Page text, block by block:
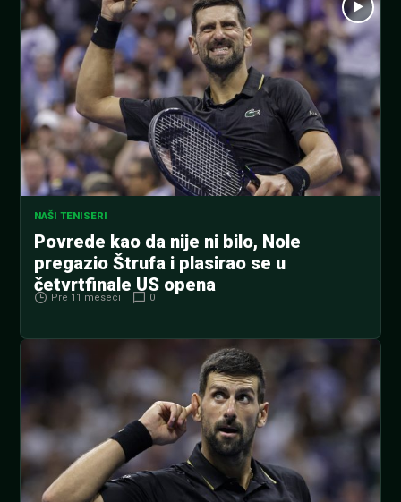
NAŠI TENISERI
Povrede kao da nije ni bilo, Nole
pregazio Štrufa i plasirao se u
četvrtfinale US opena
Pre 11 meseci 0